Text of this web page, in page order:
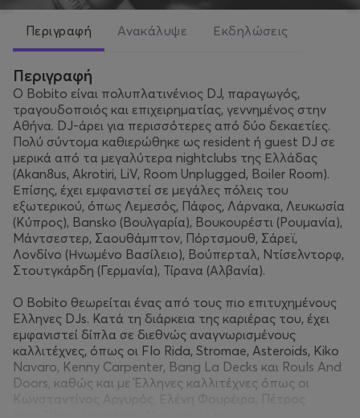
Περιγραφή Ανακάλυψε Εκδηλώσεις
Περιγραφή
Ο Bobito είναι πολυπλατινένιος DJ, παραγωγός,
τραγουδοποιός και επιχειρηματίας, γεννημένος στην
Αθήνα. DJ-άρει για περισσότερες από δύο δεκαετίες.
Πολύ σύντομα καθιερώθηκε ως resident ή guest DJ σε
μερικά από τα μεγαλύτερα nightclubs της Ελλάδας
(Akan8us, Akrotiri, LiV, Room Unplugged, Boiler Room).
Επίσης, έχει εμφανιστεί σε μεγάλες πόλεις του
εξωτερικού, όπως Λεμεσός, Πάφος, Λάρνακα, Λευκωσία
(Κύπρος), Bansko (Βουλγαρία), Βουκουρέστι (Ρουμανία),
Μάντσεστερ, Σαουθάμπτον, Πόρτσμουθ, Σάρεϊ,
Λονδίνο (Ηνωμένο Βασίλειο), Βούπερταλ, Ντίσελντορφ,
Στουτγκάρδη (Γερμανία), Τίρανα (Αλβανία).
Ο Bobito θεωρείται ένας από τους πιο επιτυχημένους
Έλληνες DJs. Κατά τη διάρκεια της καριέρας του, έχει
εμφανιστεί δίπλα σε διεθνώς αναγνωρισμένους
καλλιτέχνες, όπως οι Flo Rida, Stromae, Asteroids, Kiko
Navaro, Kenny Carpenter, Bang La Decks και Rouls And
Doors, καθώς και με Έλληνες καλλιτέχνες όπως οι
Κωνσταντίνος Αργυρός, Ελένη Φουρέιρα, Πέτρος